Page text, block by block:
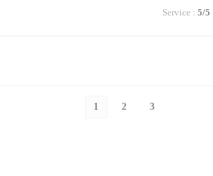
Service : 5/5
1 2 3